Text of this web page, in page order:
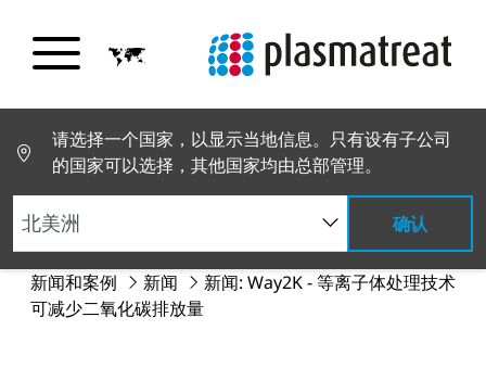
请选择一个国家，以显示当地信息。只有设有子公司
的国家可以选择，其他国家均由总部管理。
确认
新闻和案例 新闻
新闻: Way2K - 等离子体处理技术
可减少二氧化碳排放量